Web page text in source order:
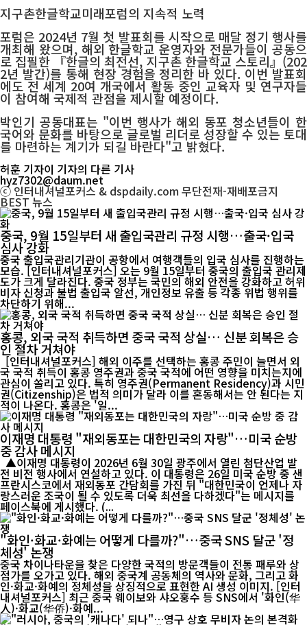
지구촌한글학교미래포럼의 지속적 노력
포럼은 2024년 7월 첫 발표회를 시작으로 매달 정기 행사를
개최해 왔으며, 해외 한글학교 운영자와 전문가들이 공동으
로 집필한 『한글의 최전선, 지구촌 한글학교 스토리』(202
2년 발간)를 통해 현장 경험을 정리한 바 있다. 이번 발표회
에도 전 세계 20여 개국에서 활동 중인 교육자 및 연구자들
이 참여해 국제적 관점을 제시할 예정이다.
박인기 공동대표는 "이번 행사가 해외 동포 청소년들이 한
국어와 문화를 바탕으로 글로벌 리더로 성장할 수 있는 토대
를 마련하는 계기가 되길 바란다"고 밝혔다.
허훈 기자이 기자의 다른 기사
hyz7302@daum.net
ⓒ 인터내셔널포커스 & dspdaily.com 무단전재-재배포금지
BEST뉴스
중국, 9월 15일부터 새 출입국관리 규정 시행…출국·입국
심사 강화
중국 출입국관리기관이 공항에서 여행객들의 입국 심사를 진행하는
모습. [인터내셔널포커스] 오는 9월 15일부터 중국의 출입국 관리제
도가 크게 달라진다. 중국 정부는 국민의 해외 안전을 강화하고 허위
비자 신청과 불법 출입국 알선, 개인정보 유출 등 각종 위법 행위를
차단하기 위해...
홍콩, 외국 국적 취득하면 중국 국적 상실… 신분 회복은 승
인 절차 거쳐야
[인터내셔널포커스] 해외 이주를 선택하는 홍콩 주민이 늘면서 외
국 국적 취득이 홍콩 영주권과 중국 국적에 어떤 영향을 미치는지에
관심이 쏠리고 있다. 특히 영주권(Permanent Residency)과 시민
권(Citizenship)은 법적 의미가 달라 이를 혼동해서는 안 된다는 지
적이 나온다. 홍콩은 '일...
이재명 대통령 "재외동포는 대한민국의 자랑"…미국 순방
중 감사 메시지
▲이재명 대통령이 2026년 6월 30일 광주에서 열린 첨단산업 발
전 비전 행사에서 연설하고 있다. 이 대통령은 26일 미국 순방 중 샌
프란시스코에서 재외동포 간담회를 가진 뒤 "대한민국이 언제나 자
랑스러운 조국이 될 수 있도록 더욱 최선을 다하겠다"는 메시지를
페이스북에 게시했다. (...
"화인·화교·화예는 어떻게 다를까?"…중국 SNS 달군 '정
체성' 논쟁
중국 차이나타운을 찾은 다양한 국적의 방문객들이 전통 패루와 상
점가를 오가고 있다. 해외 중국계 공동체의 역사와 문화, 그리고 화
인·화교·화예의 정체성을 상징적으로 표현한 AI 생성 이미지. [인터
내셔널포커스] 최근 중국 웨이보와 샤오훙수 등 SNS에서 '화인(华
人)·화교(华侨)·화예...